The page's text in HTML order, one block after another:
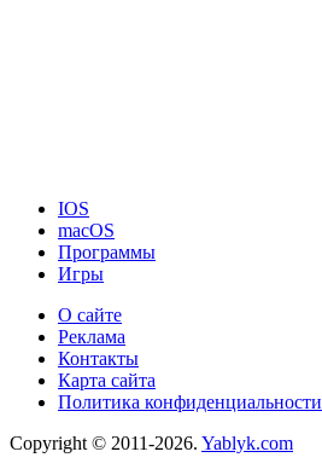
IOS
macOS
Программы
Игры
О сайте
Реклама
Контакты
Карта сайта
Политика конфиденциальности
Copyright © 2011-2026. Yablyk.сom